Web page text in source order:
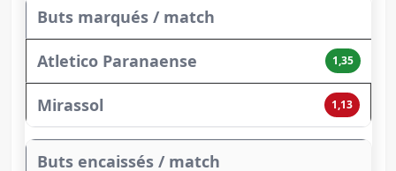
Buts marqués / match
1,35
1,13
Buts encaissés / match